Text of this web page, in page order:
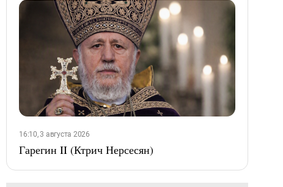
16:10, 3 августа 2026
Гарегин II (Ктрич Нерсесян)